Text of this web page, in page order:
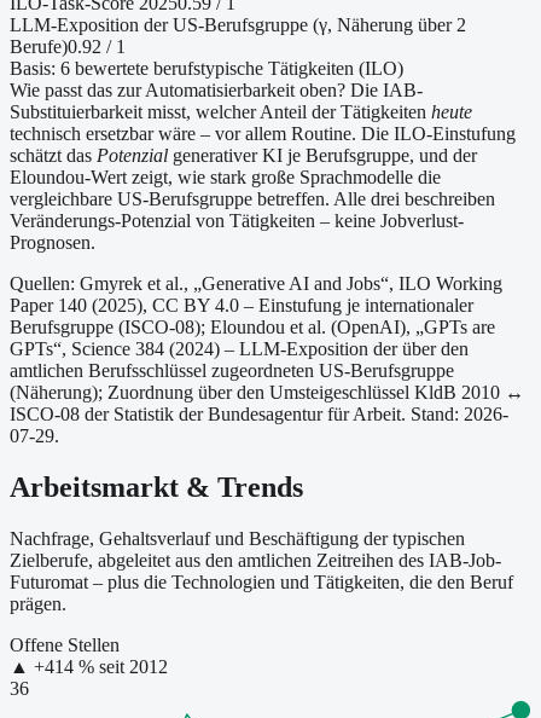
LLM-Exposition der US-Berufsgruppe (γ, Näherung über 2
Berufe)0.92 / 1
Basis: 6 bewertete berufstypische Tätigkeiten (ILO)
Wie passt das zur Automatisierbarkeit oben? Die IAB-
Substituierbarkeit misst, welcher Anteil der Tätigkeiten heute
technisch ersetzbar wäre – vor allem Routine. Die ILO-Einstufung
schätzt das Potenzial generativer KI je Berufsgruppe, und der
Eloundou-Wert zeigt, wie stark große Sprachmodelle die
vergleichbare US-Berufsgruppe betreffen. Alle drei beschreiben
Veränderungs-Potenzial von Tätigkeiten – keine Jobverlust-
Prognosen.
Quellen: Gmyrek et al., „Generative AI and Jobs“, ILO Working
Paper 140 (2025), CC BY 4.0 – Einstufung je internationaler
Berufsgruppe (ISCO-08); Eloundou et al. (OpenAI), „GPTs are
GPTs“, Science 384 (2024) – LLM-Exposition der über den
amtlichen Berufsschlüssel zugeordneten US-Berufsgruppe
(Näherung); Zuordnung über den Umsteigeschlüssel KldB 2010 ↔
ISCO-08 der Statistik der Bundesagentur für Arbeit. Stand: 2026-
07-29.
Arbeitsmarkt & Trends
Nachfrage, Gehaltsverlauf und Beschäftigung der typischen
Zielberufe, abgeleitet aus den amtlichen Zeitreihen des IAB-Job-
Futuromat – plus die Technologien und Tätigkeiten, die den Beruf
prägen.
Offene Stellen
▲ +414 % seit 2012
36